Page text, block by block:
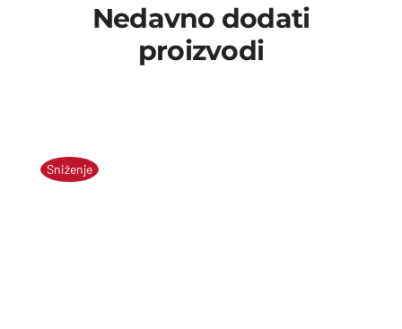
Nedavno dodati
proizvodi
Sniženje